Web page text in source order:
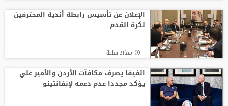
الإعلان عن تأسيس رابطة أندية المحترفين
لكرة القدم
منذ21 ساعة
الفيفا يصرف مكافآت الأردن والأمير علي
يؤكد مجددا عدم دعمه لإنفانتينو